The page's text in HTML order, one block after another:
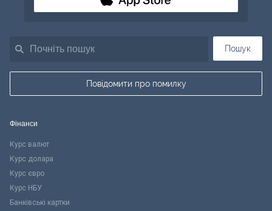
Пошук
Повідомити про помилку
Фінанси
Курс валют
Курс долара
Курс євро
Курс НБУ
Банківські картки